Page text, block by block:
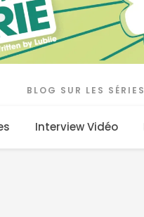
BLOG SUR LES
Interview Vidéo